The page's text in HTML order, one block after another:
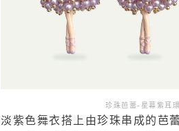
珍珠芭蕾-星幕紫耳
淡紫色舞衣搭上由珍珠串成的芭